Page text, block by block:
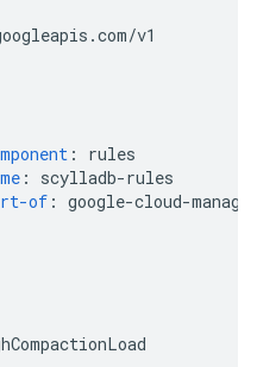
v1
:
rules
:
scylladb-rules
of : google-cloud-